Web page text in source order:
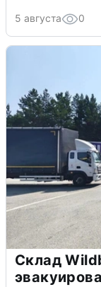
5 августа 0
Склад